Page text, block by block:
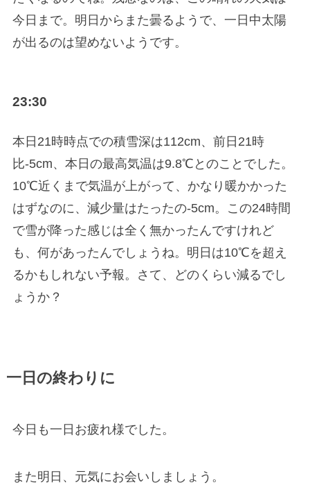
今日まで。明日からまた曇るようで、一日中太陽
が出るのは望めないようです。
23:30
本日21時時点での積雪深は112cm、前日21時
比-5cm、本日の最高気温は9.8℃とのことでした。
10℃近くまで気温が上がって、かなり暖かかった
はずなのに、減少量はたったの-5cm。この24時間
で雪が降った感じは全く無かったんですけれど
も、何があったんでしょうね。明日は10℃を超え
るかもしれない予報。さて、どのくらい減るでし
ょうか？
一日の終わりに
今日も一日お疲れ様でした。
また明日、元気にお会いしましょう。